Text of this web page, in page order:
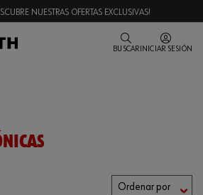
NUESTRAS OFERTAS EXCLUSIVAS!
BUSCAR INICIAR SESIÓN